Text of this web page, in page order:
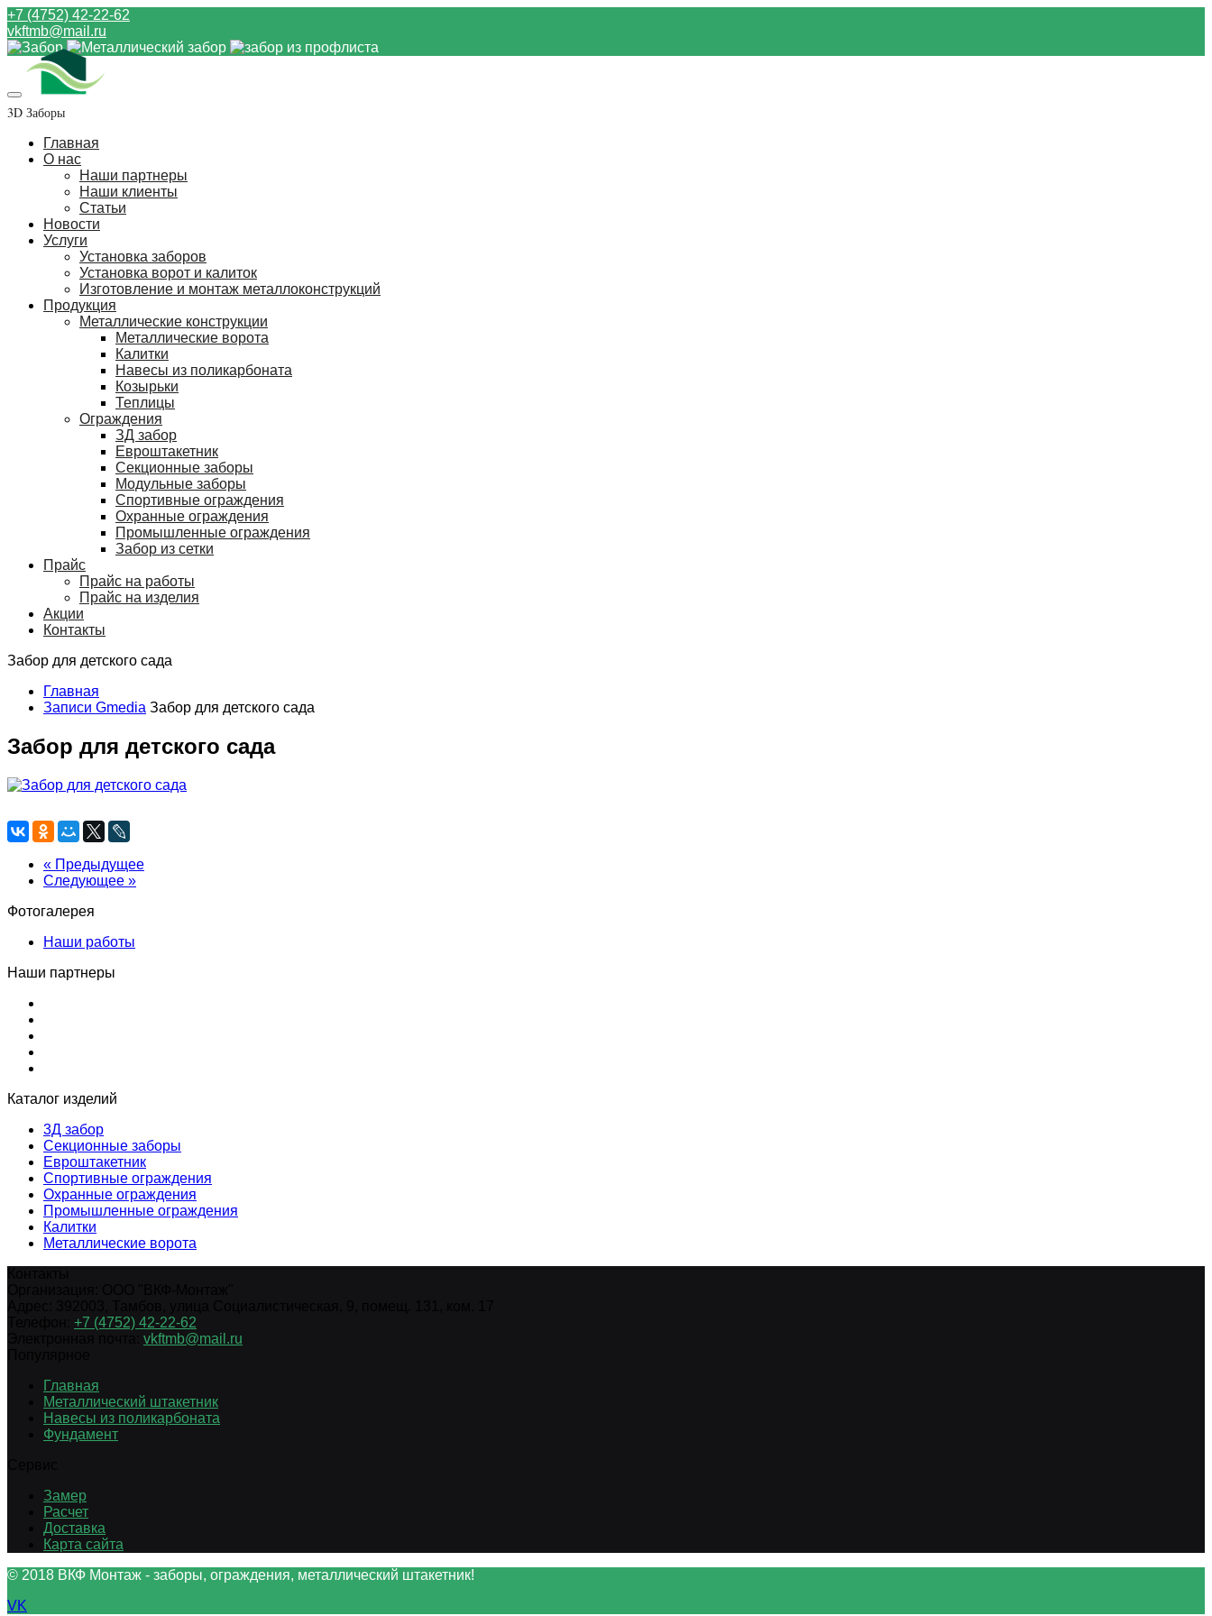
+7 (4752) 42-22-62
vkftmb@mail.ru
3D Заборы
Главная
О нас
Наши партнеры
Наши клиенты
Статьи
Новости
Услуги
Установка заборов
Установка ворот и калиток
Изготовление и монтаж металлоконструкций
Продукция
Металлические конструкции
Металлические ворота
Калитки
Навесы из поликарбоната
Козырьки
Теплицы
Ограждения
ЗД забор
Евроштакетник
Секционные заборы
Модульные заборы
Спортивные ограждения
Охранные ограждения
Промышленные ограждения
Забор из сетки
Прайс
Прайс на работы
Прайс на изделия
Акции
Контакты
Забор для детского сада
Главная
Записи Gmedia Забор для детского сада
Забор для детского сада
« Предыдущее
Следующее »
Фотогалерея
Наши работы
Наши партнеры
Каталог изделий
3Д забор
Секционные заборы
Евроштакетник
Спортивные ограждения
Охранные ограждения
Промышленные ограждения
Калитки
Металлические ворота
+7 (4752) 42-22-62
vkftmb@mail.ru
Главная
Металлический штакетник
Навесы из поликарбоната
Фундамент
Замер
Расчет
Доставка
Карта сайта
© 2018 ВКФ Монтаж - заборы, ограждения, металлический штакетник!
VK